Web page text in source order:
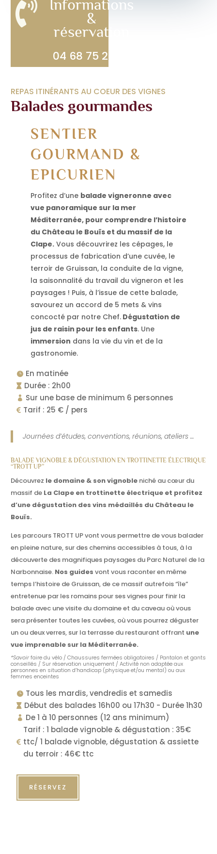
 Informations
&
réservation
04 68 75 25 25
REPAS ITINÉRANTS AU COEUR DES VIGNES
Balades gourmandes
SENTIER
GOURMAND &
EPICURIEN
Profitez d’une balade vigneronne avec
vue panoramique sur la mer
Méditerranée, pour comprendre l’histoire
du Château le Bouïs et du massif de la
Clape.Vous découvrirez les cépages, le
processus de fabrication d’une cuvée, le
terroir de Gruissan, la conduite de la vigne,
la saisonnalité du travail du vigneron et les
paysages ! Puis, à l’issue de cette balade,
savourez un accord de 5 mets & vins
concocté par notre Chef.Dégustation de
jus de raisin pour les enfants. Une
immersion dans la vie du vin et de la
gastronomie.
 En matinée
 Durée : 2h00
 Sur une base de minimum 6 personnes
 Tarif : 25 € / pers
Journées d’études, conventions, réunions, ateliers …
BALADE VIGNOBLE & DÉGUSTATION EN TROTTINETTE ÉLECTRIQUE
“TROTT UP”
Découvrez le domaine & son vignoble niché au cœur du
massif de La Clape en trottinette électrique et profitez
d’une dégustation des vins médaillés du Château le
Bouïs.
Les parcours TROTT UP vont vous permettre de vous balader
en pleine nature, sur des chemins accessibles à tous, à la
découverte des magnifiques paysages du Parc Naturel de la
Narbonnaise. Nos guides vont vous raconter en même
temps l’histoire de Gruissan, de ce massif autrefois “île”
entretenue par les romains pour ses vignes pour finir la
balade avec une visite du domaine et du caveau où vous
sera présenter toutes les cuvées, où vous pourrez déguster
un ou deux verres, sur la terrasse du restaurant offrant une
vue imprenable sur la Méditerranée.
*Savoirfaire du vélo / Chaussures fermées obligatoires / Pantalon et gants
conseillés / Sur réservation uniquement / Activité non adaptée aux
personnes en situation d’handicap (physique et/ou mental) ou aux
femmes enceintes
 Tous les mardis, vendredis et samedis
 Début des balades 16h00 ou 17h30 - Durée 1h30
 De 1 à 10 personnes (12 ans minimum)

Tarif : 1 balade vignoble & dégustation : 35€
ttc/ 1 balade vignoble, dégustation & assiette
du terroir : 46€ ttc
RÉSERVEZ